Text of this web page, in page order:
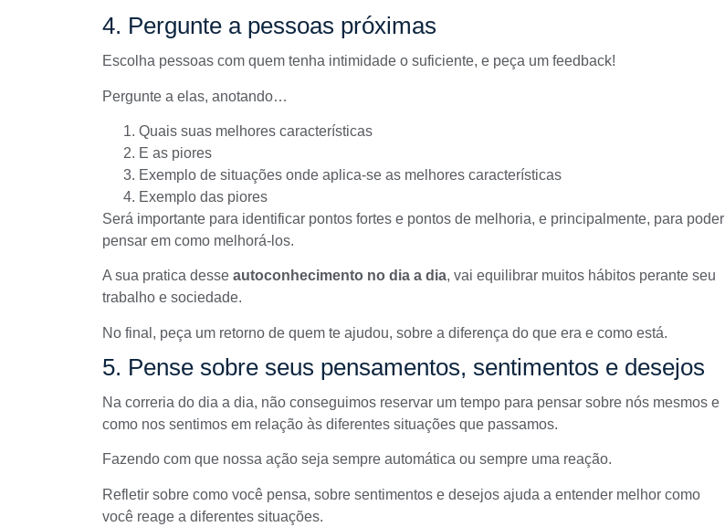
4. Pergunte a pessoas próximas
Escolha pessoas com quem tenha intimidade o suficiente, e peça um feedback!
Pergunte a elas, anotando…
Quais suas melhores características
E as piores
Exemplo de situações onde aplica-se as melhores características
Exemplo das piores
Será importante para identificar pontos fortes e pontos de melhoria, e principalmente, para poder
pensar em como melhorá-los.
A sua pratica desse autoconhecimento no dia a dia, vai equilibrar muitos hábitos perante seu
trabalho e sociedade.
No final, peça um retorno de quem te ajudou, sobre a diferença do que era e como está.
5. Pense sobre seus pensamentos, sentimentos e desejos
Na correria do dia a dia, não conseguimos reservar um tempo para pensar sobre nós mesmos e
como nos sentimos em relação às diferentes situações que passamos.
Fazendo com que nossa ação seja sempre automática ou sempre uma reação.
Refletir sobre como você pensa, sobre sentimentos e desejos ajuda a entender melhor como
você reage a diferentes situações.